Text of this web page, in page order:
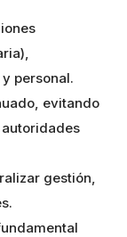
personal.
evitando
gestión,